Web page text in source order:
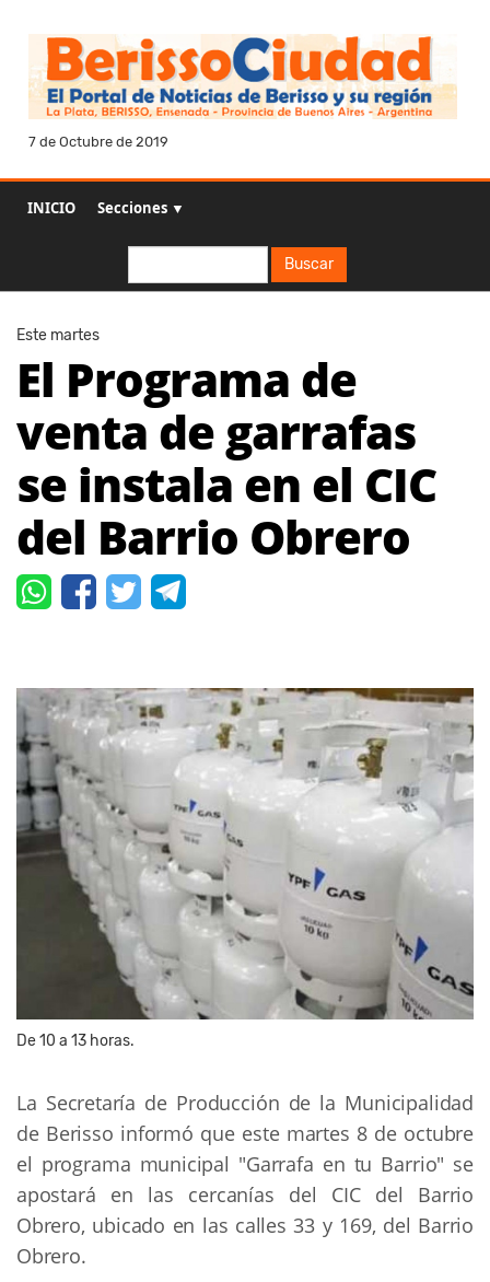
7 de Octubre de 2019
INICIO Secciones ▼
Buscar
Este martes
El Programa de
venta de garrafas
se instala en el CIC
del Barrio Obrero
De 10 a 13 horas.
La Secretaría de Producción de la Municipalidad
de Berisso informó que este martes 8 de octubre
el programa municipal "Garrafa en tu Barrio" se
apostará en las cercanías del CIC del Barrio
Obrero, ubicado en las calles 33 y 169, del Barrio
Obrero.